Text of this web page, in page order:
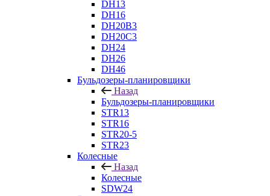
DH13
DH16
DH20B3
DH20C3
DH24
DH26
DH46
Бульдозеры-планировщики
Назад
Бульдозеры-планировщики
STR13
STR16
STR20-5
STR23
Колесные
Назад
Колесные
SDW24